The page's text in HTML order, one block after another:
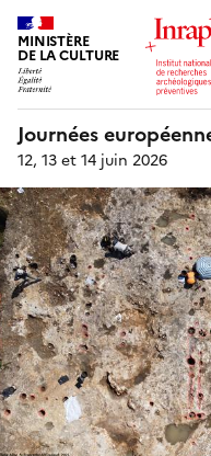
MINISTÈRE
DE LA CULTURE
Journées
12, 13 et 14 juin 2026